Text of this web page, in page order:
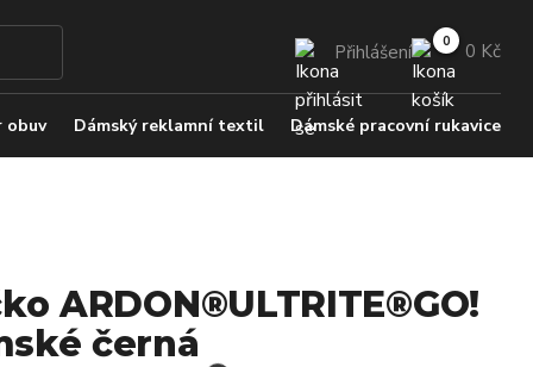
Přihlášení 0 Kč
obuv Dámský reklamní textil Dámské pracovní rukavice
ARDON®ULTRITE®GO!
černá